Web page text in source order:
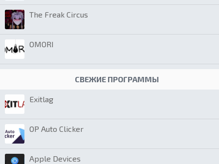
The Freak Circus
OMORI
СВЕЖИЕ ПРОГРАММЫ
Exitlag
OP Auto Clicker
Apple Devices